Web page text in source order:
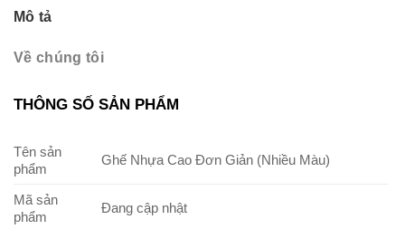
Mô tả
Về chúng tôi
THÔNG SỐ SẢN PHẨM
Tên sản
phẩm
Ghế Nhựa Cao Đơn Giản (Nhiều Màu)
Mã sản
phẩm
Đang cập nhật